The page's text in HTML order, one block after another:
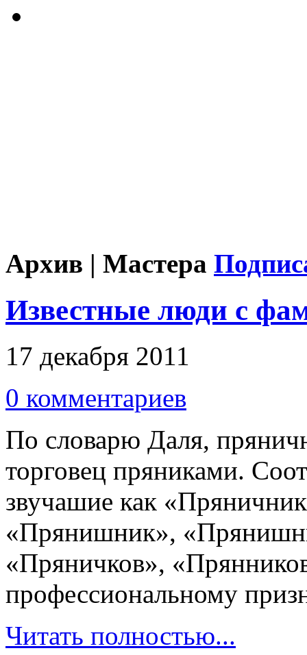
Архив | Мастера
Известные люди с
17 декабря 2011
0 комментариев
По словарю Даля,
торговец пряниками.
звучашие как
«Прянишник»,
«Пряничков»,
профессиональному
Читать полностью...